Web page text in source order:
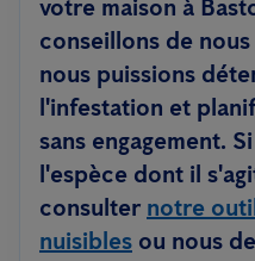
votre maison à
conseillons de
nous puissions
l'infestation et
sans engagement.
l'espèce dont il
consulter notre
nuisibles ou nous